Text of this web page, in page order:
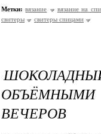
Метки: вязание
вязание на
свитеры
свитеры спицами
ВЕЧЕРОВ